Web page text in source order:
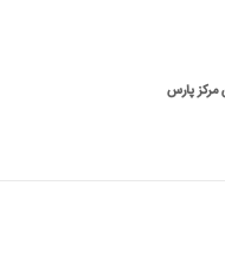
مرکز پارس